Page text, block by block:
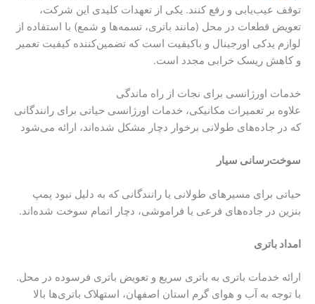
توقف عیب‌یابی و رفع کنند. یکی از تعهدات کلیدی این شرکت،
تعویض قطعات در محل (مانند باتری، تسمه‌ها و شمع) با استفاده از
لوازم یدکی اورجینال و باکیفیت است که تضمین‌کننده کیفیت تعمیر
و کاهش ریسک خرابی مجدد است.
خدمات اورژانسی برای نجات از راه ماندگی
علاوه بر تعمیرات مکانیکی، خدمات اورژانسی حیاتی برای رانندگانی
که در جاده‌های طولانی برخوار دچار مشکل شده‌اند، ارائه می‌شود
سوخت‌رسانی سیار
حیاتی برای مسیرهای طولانی یا رانندگانی که به دلیل نبود پمپ
بنزین در جاده‌های فرعی یا فراموشی، دچار اتمام سوخت شده‌اند.
امداد باتری
ارائه خدمات باتری به باتری سریع و تعویض باتری فرسوده در محل.
با توجه به آب و هوای گرم استان اصفهان، استهلاک باتری‌ها بالا